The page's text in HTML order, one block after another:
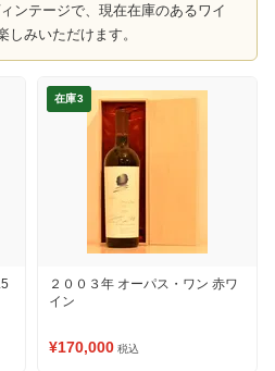
ンテージで、現在在庫のあるワイ
しみいただけます。
在庫3
２００３年 オーパス・ワン 赤ワ
イン
¥170,000 税込